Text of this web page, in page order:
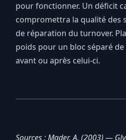
pour fonctionner. Un déficit
compromettra la qualité des
de réparation du turnover.
poids pour un bloc séparé
avant ou après celui-ci.
Sources : Mader, A. (2003) —